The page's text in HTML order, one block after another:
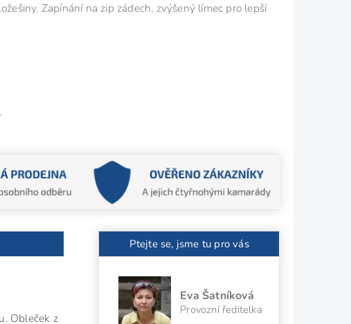
Zapínání na zip zádech, zvýšený límec pro lepší
Obleček z
Ptejte se, jsme tu pro vás
Eva Šatníková
Provozní ředitelka